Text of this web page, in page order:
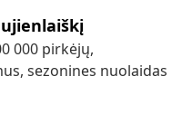
000 pirkėjų,
sezonines nuolaidas